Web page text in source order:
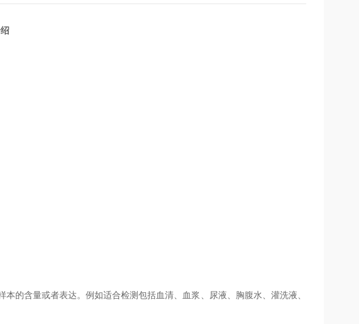
的含量或者表达。例如适合检测包括血清、血浆、尿液、胸腹水、灌洗液、